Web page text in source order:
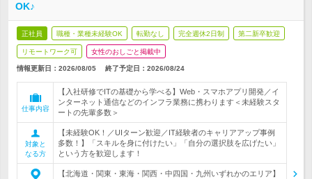
OK♪
正社員 職種・業種未経験OK 転勤なし 完全週休2日制 第二新卒歓迎
リモートワーク可 女性のおしごと掲載中
情報更新日：2026/08/05 終了予定日： 2026/08/24
仕事内容
【入社研修でITの基礎から学べる】Web・スマホアプリ開発／イ
ンターネット通信などのインフラ業務に携わります＜未経験スタ
ートの先輩多数＞
対象と
なる方
【未経験OK！／UIターン歓迎／IT経験者のキャリアアップ事例
多数！】「スキルを身に付けたい」「自分の選択肢を広げたい」
という方を歓迎します！
【北海道・関東・東海・関西・中四国・九州いずれかのエリア】